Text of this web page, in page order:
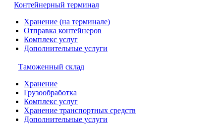
Контейнерный терминал
Хранение (на терминале)
Отправка контейнеров
Комплекс услуг
Дополнительные услуги
Таможенный склад
Хранение
Грузообработка
Комплекс услуг
Хранение транспортных средств
Дополнительные услуги